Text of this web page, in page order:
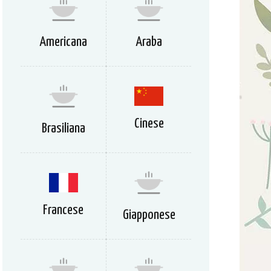
Americana Araba
Brasiliana Cinese
Francese Giapponese